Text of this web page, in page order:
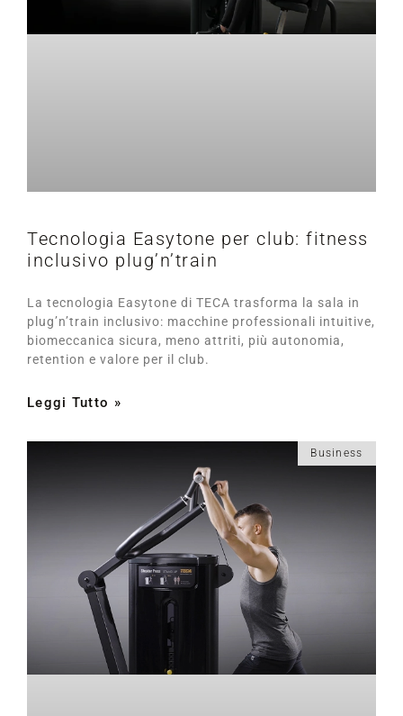
Tecnologia Easytone per club: fitness
inclusivo plug’n’train
La tecnologia Easytone di TECA trasforma la sala in
plug’n’train inclusivo: macchine professionali intuitive,
biomeccanica sicura, meno attriti, più autonomia,
retention e valore per il club.
Leggi Tutto »
Business